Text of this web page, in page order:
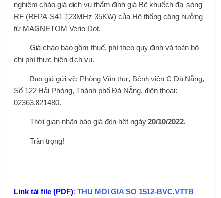
nghiệm chào giá dịch vụ thẩm định giá Bộ khuếch đại sóng
RF (RFPA-S41 123MHz 35KW) của Hệ thống cộng hưởng
từ MAGNETOM Verio Dot.
Giá chào bao gồm thuế, phí theo quy định và toàn bộ
chi phí thực hiện dịch vụ.
Báo giá gửi về: Phòng Văn thư, Bệnh viện C Đà Nẵng,
Số 122 Hải Phòng, Thành phố Đà Nẵng, điện thoại:
02363.821480.
Thời gian nhận báo giá đến hết ngày20/10/2022.
Trân trọng!
Link tải file (PDF): THU MOI GIA SO 1512-BVC.VTTB